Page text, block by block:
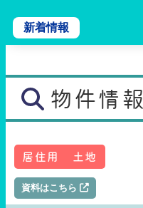
新着情報
物件情報
居住用 土地
資料はこちら